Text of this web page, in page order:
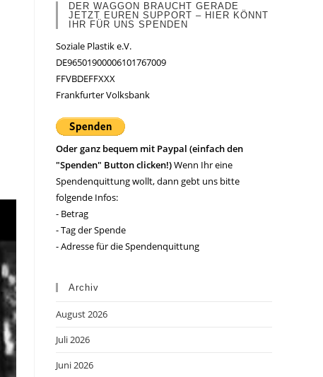
DER WAGGON BRAUCHT GERADE
JETZT EUREN SUPPORT – HIER KÖNNT
IHR FÜR UNS SPENDEN
Soziale Plastik e.V.
DE96501900006101767009
FFVBDEFFXXX
Frankfurter Volksbank
Oder ganz bequem mit Paypal (einfach den
"Spenden" Button clicken!)Wenn Ihr eine
Spendenquittung wollt, dann gebt uns bitte
folgende Infos:
- Betrag
- Tag der Spende
- Adresse für die Spendenquittung
Archiv
August 2026
Juli 2026
Juni 2026